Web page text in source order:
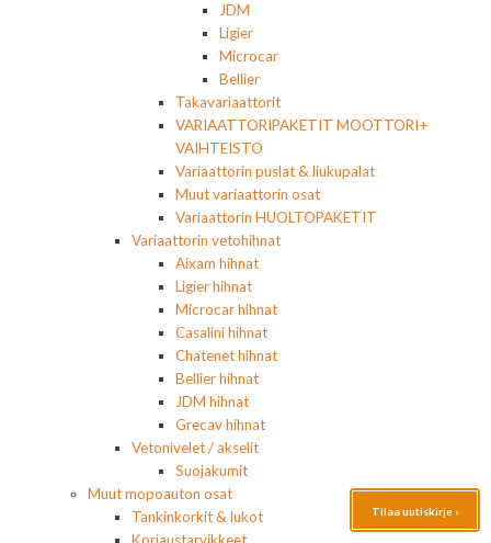
JDM
Ligier
Microcar
Bellier
Takavariaattorit
VARIAATTORIPAKETIT MOOTTORI+
VAIHTEISTO
Variaattorin puslat & liukupalat
Muut variaattorin osat
Variaattorin HUOLTOPAKETIT
Variaattorin vetohihnat
Aixam hihnat
Ligier hihnat
Microcar hihnat
Casalini hihnat
Chatenet hihnat
Bellier hihnat
JDM hihnat
Grecav hihnat
Vetonivelet / akselit
Suojakumit
Muut mopoauton osat
Tankinkorkit & lukot
Tilaa uutiskirje ›